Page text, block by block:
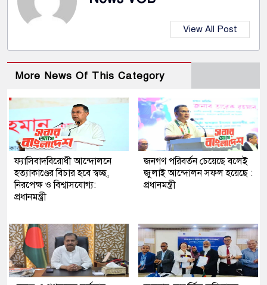
View All Post
More News Of This Category
ফ্যাসিবাদবিরোধী আন্দোলনে
হত্যাকাণ্ডের বিচার হবে স্বচ্ছ,
নিরপেক্ষ ও বিশ্বাসযোগ্য:
প্রধানমন্ত্রী
জনগণ পরিবর্তন চেয়েছে বলেই
জুলাই আন্দোলন সফল হয়েছে :
প্রধানমন্ত্রী